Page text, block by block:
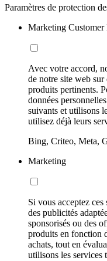
Paramètres de protection
Marketing Customer
Avec votre accord,
de notre site web
produits pertinents.
données
suivants et utilisons
utilisez déjà leurs
Bing, Criteo, Meta,
Marketing
Si vous acceptez
des publicités
sponsorisés ou des
produits en fonction
achats, tout en
utilisons les services